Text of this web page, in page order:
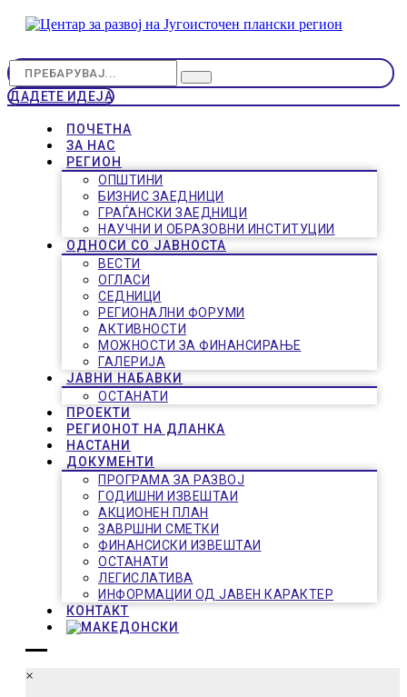
ДАДЕТЕ ИДЕЈА
ПОЧЕТНА
ЗА НАС
РЕГИОН
ОПШТИНИ
БИЗНИС ЗАЕДНИЦИ
ГРАЃАНСКИ ЗАЕДНИЦИ
НАУЧНИ И ОБРАЗОВНИ ИНСТИТУЦИИ
ОДНОСИ СО ЈАВНОСТА
ВЕСТИ
ОГЛАСИ
СЕДНИЦИ
РЕГИОНАЛНИ ФОРУМИ
АКТИВНОСТИ
МОЖНОСТИ ЗА ФИНАНСИРАЊЕ
ГАЛЕРИЈА
ЈАВНИ НАБАВКИ
ОСТАНАТИ
ПРОЕКТИ
РЕГИОНОТ НА ДЛАНКА
НАСТАНИ
ДОКУМЕНТИ
ПРОГРАМА ЗА РАЗВОЈ
ГОДИШНИ ИЗВЕШТАИ
АКЦИОНЕН ПЛАН
ЗАВРШНИ СМЕТКИ
ФИНАНСИСКИ ИЗВЕШТАИ
ОСТАНАТИ
ЛЕГИСЛАТИВА
ИНФОРМАЦИИ ОД ЈАВЕН КАРАКТЕР
КОНТАКТ
×